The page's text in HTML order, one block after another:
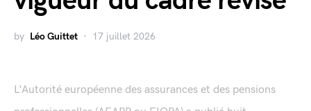
by Léo Guittet 17 juillet 2026
L'Autorité européenne des assurances et des pensions